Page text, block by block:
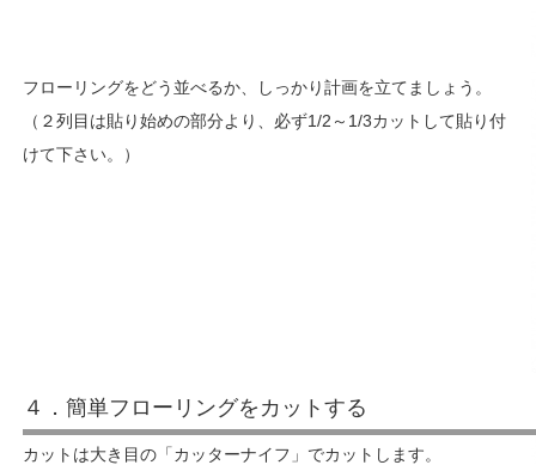
フローリングをどう並べるか、しっかり計画を立てましょう。
（２列目は貼り始めの部分より、必ず1/2～1/3カットして貼り付
けて下さい。）
４．簡単フローリングをカットする
カットは大き目の「カッターナイフ」でカットします。